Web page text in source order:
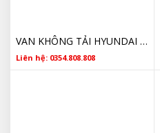
VAN KHÔNG TẢI HYUNDAI GETZ 3515002600 CHÍNH HÃNG GIÁ RẺ
Liên hệ: 0354.808.808